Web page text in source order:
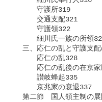
守護所319
交通支配321
守護領322
細川氏一族の所領
三、応仁の乱と守護支
応仁の乱328
応仁の乱後の在京家
讃岐蜂起335
京兆家の衰退337
第二節　国人領主制の